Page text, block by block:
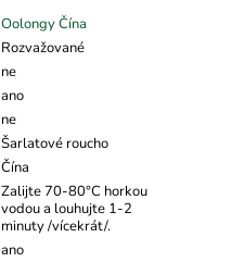
Oolongy Čína
Rozvažované
ne
ano
ne
Šarlatové roucho
Čína
Zalijte 70-80°C horkou
vodou a louhujte 1-2
minuty /vícekrát/.
ano